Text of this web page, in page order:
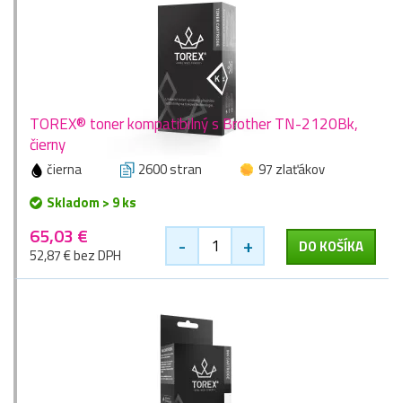
TOREX® toner kompatibilný s Brother TN-2120Bk,
čierny
čierna 2600 stran
97 zlaťákov
Skladom > 9 ks
65,03 €
52,87 € bez DPH - + DO KOŠÍKA